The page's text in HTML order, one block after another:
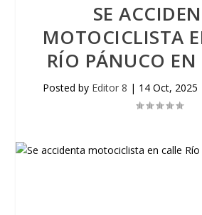
SE
MOTOCICLISTA
RÍO PÁNUCO EN
Posted by Editor 8 | 14 Oct, 2025